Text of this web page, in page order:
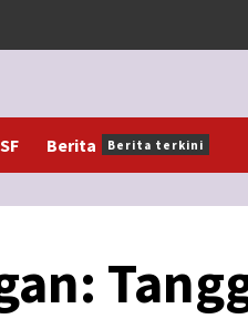
Berita Berita terkini